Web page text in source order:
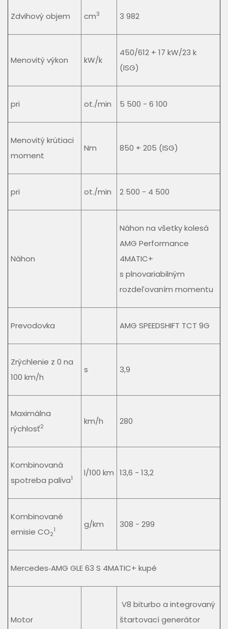
Zdvihový objem cm3 3 982
Menovitý výkon kW/k
450/612 + 17 kW/23 k
(ISG)
pri ot./min 5 500 - 6 100
Menovitý krútiaci
moment
Nm 850 + 205 (ISG)
pri ot./min 2 500 - 4 500
Náhon
Náhon na všetky kolesá
AMG Performance
4MATIC+
s plnovariabilným
rozdeľovaním momentu
Prevodovka AMG SPEEDSHIFT TCT 9G
Zrýchlenie z 0 na
100 km/h
s 3,9
Maximálna
rýchlosť2
km/h 280
Kombinovaná
spotreba paliva1
l/100 km 13,6 - 13,2
Kombinované
emisie CO2
1
g/km 308 - 299
Mercedes‑AMG GLE 63 S 4MATIC+ kupé
Motor
V8 biturbo a integrovaný
štartovací generátor